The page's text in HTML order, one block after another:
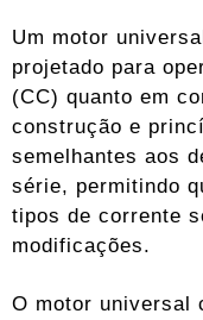
Um motor
projetado para
(CC) quanto em
construção e
semelhantes aos
série, permitindo
tipos de corrente
modificações.
O motor universal